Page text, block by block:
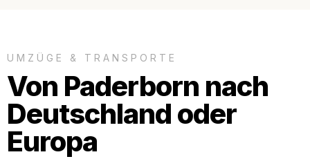
UMZÜGE & TRANSPORTE
Von Paderborn nach
Deutschland oder
Europa